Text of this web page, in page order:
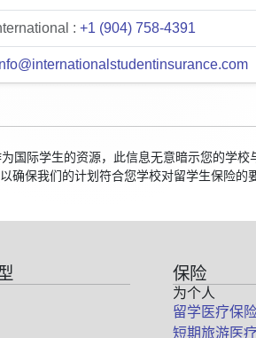
: +1 (904) 758-4391
国际学生的资源，此信息无意暗示您的学
确保我们的计划符合您学校对留学生保险的
保险
为个人
留学医疗保
短期旅游医